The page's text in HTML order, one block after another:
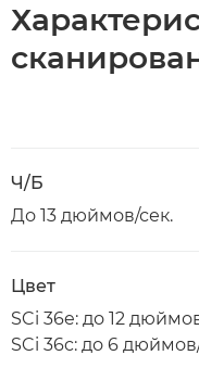
Ч/Б
До 13 дюймов/сек.
Цвет
SCi 36e: до 12
SCi 36c: до 6